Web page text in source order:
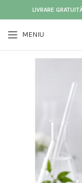
LIVRARE
MENIU